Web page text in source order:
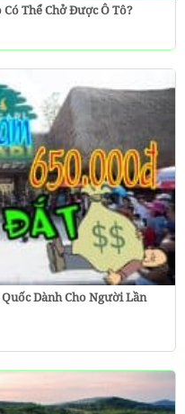
Thể Chở Được Ô Tô?
Dành Cho Người Lần